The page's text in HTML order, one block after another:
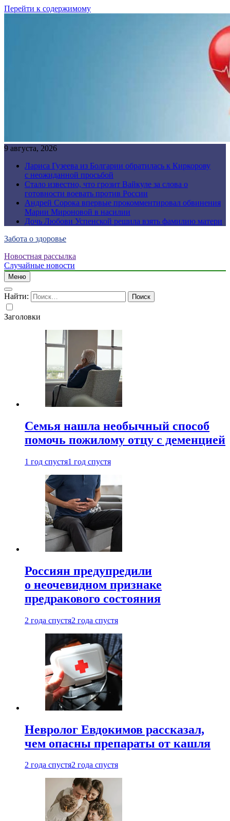
Перейти к содержимому
9 августа, 2026
Лариса Гузеева из Болгарии обратилась к Киркорову
с неожиданной просьбой
Стало известно, что грозит Вайкуле за слова о
готовности воевать против России
Андрей Сорока впервые прокомментировал обвинения
Марии Мироновой в насилии
Дочь Любови Успенской решила взять фамилию матери
Забота о здоровье
Новостная рассылка
Случайные новости
Меню
Найти:
Заголовки
Семья нашла необычный способ
помочь пожилому отцу с деменцией
1 год спустя1 год спустя
Россиян предупредили
о неочевидном признаке
предракового состояния
2 года спустя2 года спустя
Невролог Евдокимов рассказал,
чем опасны препараты от кашля
2 года спустя2 года спустя